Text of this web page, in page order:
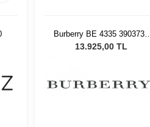
Burberry BE 4335 390373 -
53 Kadın Güneş Gözlüğü
13.925,00 TL